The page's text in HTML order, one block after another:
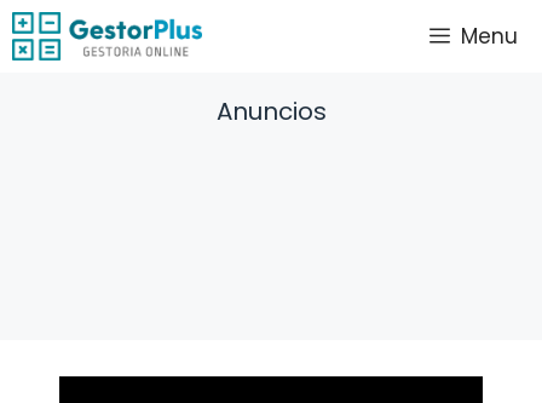
Saltar
al
Menu
Anuncios